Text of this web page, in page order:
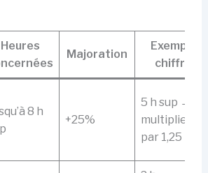
Heures
Majoration
Exemple
chiffré
8 h
+25%
5 h sup →
multiplier
par 1,25